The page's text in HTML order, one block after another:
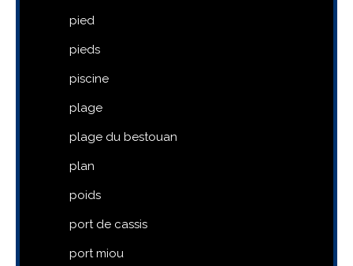
pied
pieds
piscine
plage
plage du bestouan
plan
poids
port de cassis
port miou